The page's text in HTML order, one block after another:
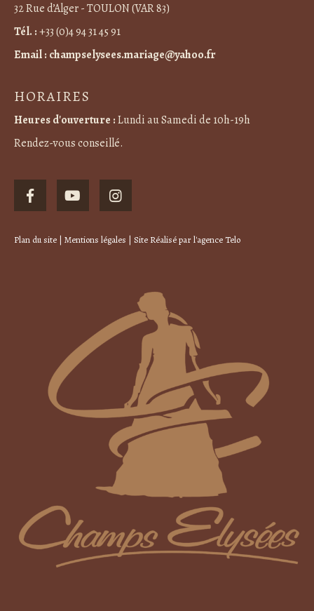
32 Rue d’Alger - TOULON (VAR 83)
Tél. :+33 (0)4 94 31 45 91
Email : champselysees.mariage@yahoo.fr
HORAIRES
Heures d'ouverture :Lundi au Samedi de 10h-19h
Rendez-vous conseillé.
Plan du site | Mentions légales | Site Réalisé parl'agence Telo